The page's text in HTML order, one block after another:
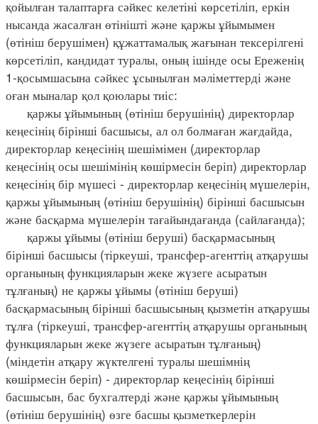
қойылған талаптарға сәйкес келетіні көрсетіліп, еркін
нысанда жасалған өтінішті және қаржы ұйымымен
(өтініш берушімен) құжаттамалық жағынан тексерілгені
көрсетіліп, кандидат туралы, оның ішінде осы Ереженің
1-қосымшасына сәйкес ұсынылған мәліметтерді және
оған мыналар қол қоюлары тиіс:
қаржы ұйымының (өтініш берушінің) директорлар
кеңесінің бірінші басшысы, ал ол болмаған жағдайда,
директорлар кеңесінің шешімімен (директорлар
кеңесінің осы шешімінің көшірмесін беріп) директорлар
кеңесінің бір мүшесі - директорлар кеңесінің мүшелерін,
қаржы ұйымының (өтініш берушінің) бірінші басшысын
және басқарма мүшелерін тағайындағанда (сайлағанда);
қаржы ұйымы (өтініш беруші) басқармасының
бірінші басшысы (тіркеуші, трансфер-агенттің атқарушы
органының функцияларын жеке жүзеге асыратын
тұлғаның) не қаржы ұйымы (өтініш беруші)
басқармасының бірінші басшысының қызметін атқарушы
тұлға (тіркеуші, трансфер-агенттің атқарушы органының
функцияларын жеке жүзеге асыратын тұлғаның)
(міндетін атқару жүктелгені туралы шешімнің
көшірмесін беріп) - директорлар кеңесінің бірінші
басшысын, бас бухгалтерді және қаржы ұйымының
(өтініш берушінің) өзге басшы қызметкерлерін